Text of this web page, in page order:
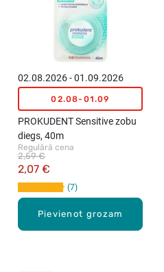
Pievienot grozam
02.08.2026 - 01.09.2026
02.08-01.09
PROKUDENT Sensitive zobu
diegs, 40m
Regulārā cena
2,07 €
2,59 €
7